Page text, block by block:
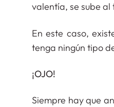
valentía, se sube
En este caso,
tenga ningún tipo
¡OJO!
Siempre hay que